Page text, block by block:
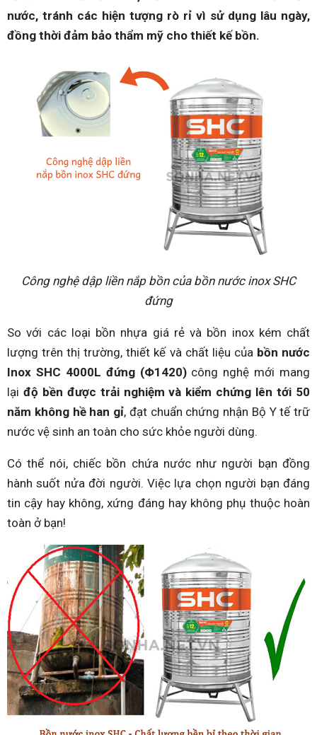
nước, tránh các hiện tượng rò rỉ vì sử dụng lâu ngày,
đồng thời đảm bảo thẩm mỹ cho thiết kế bồn.
Công nghệ dập liền nắp bồn của bồn nước inox SHC
đứng
So với các loại bồn nhựa giá rẻ và bồn inox kém chất
lượng trên thị trường, thiết kế và chất liệu của bồn nước
Inox SHC 4000L đứng (Φ1420)công nghệ mới mang
lại độ bền được trải nghiệm và kiểm chứng lên tới 50
năm không hề han gỉ, đạt chuẩn chứng nhận Bộ Y tế trữ
nước vệ sinh an toàn cho sức khỏe người dùng.
Có thể nói, chiếc bồn chứa nước như người bạn đồng
hành suốt nửa đời người. Việc lựa chọn người bạn đáng
tin cậy hay không, xứng đáng hay không phụ thuộc hoàn
toàn ở bạn!